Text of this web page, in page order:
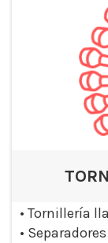
• Tornillería
•